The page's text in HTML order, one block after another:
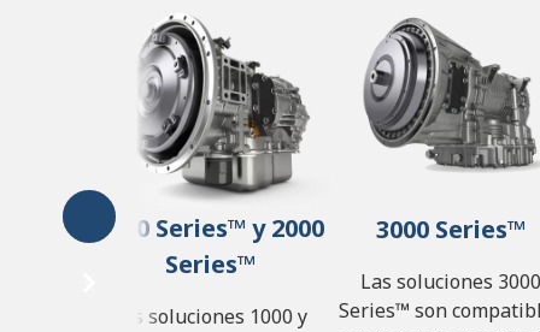
1000 Series™ y 2000
Series™
Las soluciones 1000 y
3000 Series™
Las soluciones 3000
Series™ son